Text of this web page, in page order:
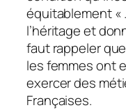
équitablement
l’héritage et
faut rappeler
les femmes ont
exercer des
Françaises.